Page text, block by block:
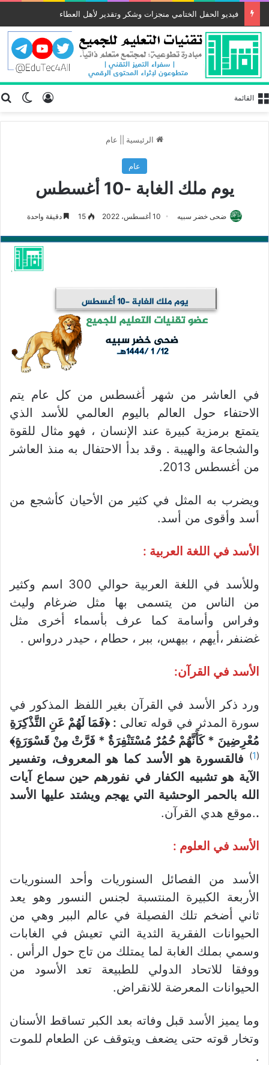
فيديو الحفل الختامي منجزات وشكر وتقدير لأهل العطاء
تسجيل القائمة
الرئيسية عام
عام
يوم ملك الغابة -10 أغسطس
ضحى خضر سبيه 10 أغسطس، 2022 15 دقيقة واحدة
في العاشر من شهر أغسطس من كل عام يتم
الاحتفاء حول العالم باليوم العالمي للأسد الذي
يتمتع برمزية كبيرة عند الإنسان ، فهو مثال للقوة
والشجاعة والهيبة . وقد بدأ الاحتفال به منذ العاشر
من أغسطس 2013.
ويضرب به المثل في كثير من الأحيان كأشجع من
أسد وأقوى من أسد.
الأسد في اللغة العربية :
وللأسد في اللغة العربية حوالي 300 اسم وكثير
من الناس من يتسمى بها مثل ضرغام وليث
وفراس وأسامة كما عرف بأسماء أخرى مثل
غضنفر ،أيهم ، بيهس، ببر ، حطام ، حيدر درواس .
الأسد في القرآن:
ورد ذكر الأسد في القرآن بغير اللفظ المذكور في
سورة المدثر في قوله تعالى : ﴿فَمَا لَهُمْ عَنِ التَّذْكِرَةِ
مُعْرِضِينَ * كَأَنَّهُمْ حُمُرٌ مُسْتَنْفِرَةٌ * فَرَّتْ مِنْ قَسْوَرَةٍ﴾
(
1
) فالقسورة هو الأسد كما هو المعروف، وتفسير
الآية هو تشبيه الكفار في نفورهم حين سماع آيات
الله بالحمر الوحشية التي يهجم ويشتد عليها الأسد
..موقع هدي القرآن.
الأسد في العلوم :
الأسد من الفصائل السنوريات وأحد السنوريات
الأربعة الكبيرة المنتسبة لجنس النسور وهو يعد
ثاني أضخم تلك الفصيلة في عالم الببر وهي من
الحيوانات الفقرية الثدية التي تعيش في الغابات
وسمي بملك الغابة لما يمتلك من تاج حول الرأس .
ووفقا للاتحاد الدولي للطبيعة تعد الأسود من
الحيوانات المعرضة للانقراض.
وما يميز الأسد قبل وفاته بعد الكبر تساقط الأسنان
وتخار قوته حتى يضعف ويتوقف عن الطعام للموت
.